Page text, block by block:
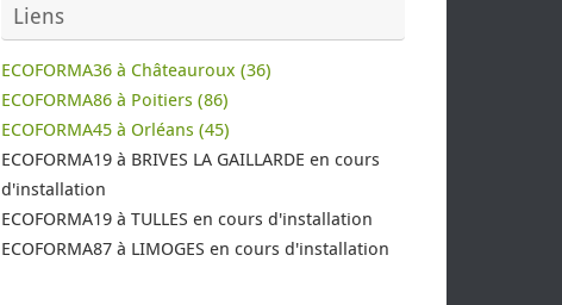
Liens
ECOFORMA36 à Châteauroux (36)
ECOFORMA86 à Poitiers (86)
ECOFORMA45 à Orléans (45)
ECOFORMA19 à BRIVES LA GAILLARDE en cours
d'installation
ECOFORMA19 à TULLES en cours d'installation
ECOFORMA87 à LIMOGES en cours d'installation